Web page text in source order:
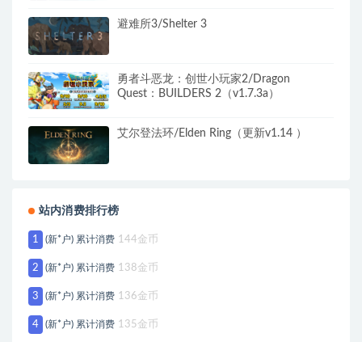
避难所3/Shelter 3
勇者斗恶龙：创世小玩家2/Dragon
Quest：BUILDERS 2（v1.7.3a）
艾尔登法环/Elden Ring（更新v1.14 ）
站内消费排行榜
1 (新*户) 累计消费 144金币
2 (新*户) 累计消费 138金币
3 (新*户) 累计消费 136金币
4 (新*户) 累计消费 135金币